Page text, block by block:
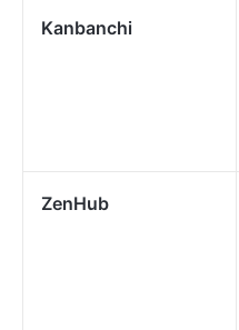
Kanbanchi
ZenHub